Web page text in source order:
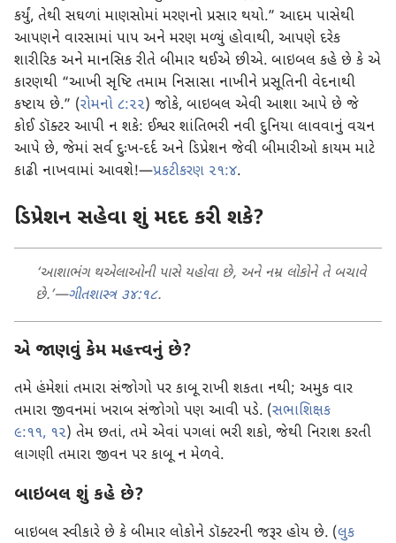
કર્યું, તેથી સઘળાં માણસોમાં મરણનો પ્રસાર થયો.” આદમ પાસેથી
આપણને વારસામાં પાપ અને મરણ મળ્યું હોવાથી, આપણે દરેક
શારીરિક અને માનસિક રીતે બીમાર થઈએ છીએ. બાઇબલ કહે છે કે એ
કારણથી “આખી સૃષ્ટિ તમામ નિસાસા નાખીને પ્રસૂતિની વેદનાથી
કષ્ટાય છે.” (રોમનો ૮:૨૨) જોકે, બાઇબલ એવી આશા આપે છે જે
કોઈ ડૉક્ટર આપી ન શકે: ઈશ્વર શાંતિભરી નવી દુનિયા લાવવાનું વચન
આપે છે, જેમાં સર્વ દુઃખ-દર્દ અને ડિપ્રેશન જેવી બીમારીઓ કાયમ માટે
કાઢી નાખવામાં આવશે!—પ્રકટીકરણ ૨૧:૪.
ડિપ્રેશન સહેવા શું મદદ કરી શકે?
‘આશાભંગ થએલાઓની પાસે યહોવા છે, અને નમ્ર લોકોને તે બચાવે
છે.’—ગીતશાસ્ત્ર ૩૪:૧૮.
એ જાણવું કેમ મહત્ત્વનું છે?
તમે હંમેશાં તમારા સંજોગો પર કાબૂ રાખી શકતા નથી; અમુક વાર
તમારા જીવનમાં ખરાબ સંજોગો પણ આવી પડે. (સભાશિક્ષક
૯:૧૧, ૧૨) તેમ છતાં, તમે એવાં પગલાં ભરી શકો, જેથી નિરાશ કરતી
લાગણી તમારા જીવન પર કાબૂ ન મેળવે.
બાઇબલ શું કહે છે?
બાઇબલ સ્વીકારે છે કે બીમાર લોકોને ડૉક્ટરની જરૂર હોય છે. (લુક